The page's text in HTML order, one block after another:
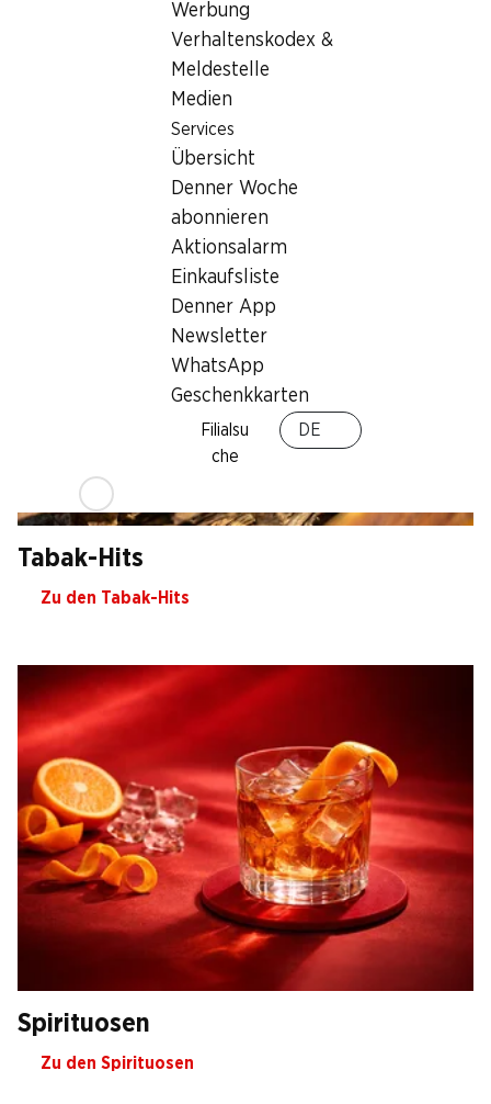
Werbung
Verhaltenskodex &
Meldestelle
Medien
Services
Übersicht
Denner Woche
abonnieren
Aktionsalarm
Einkaufsliste
Denner App
Newsletter
WhatsApp
Geschenkkarten
Filialsu
che
DE
Produkte-Highlights
Zu den Produkte-Highlights
Tabak-Hits
Zu den Tabak-Hits
Spirituosen
Zu den Spirituosen